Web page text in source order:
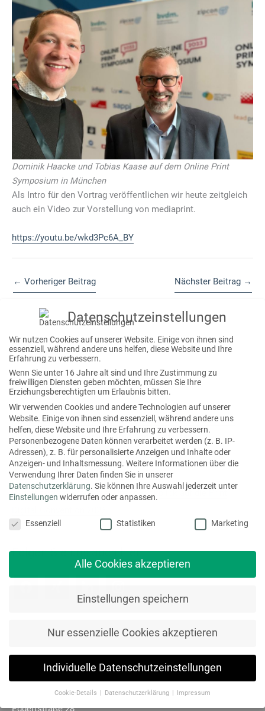
Dominik Haacke und Tobias Kaase auf dem Online Print
Symposium in München
Als Intro für den Vortrag veröffentlichen wir heute zeitgleich
auch ein Video zur Vorstellung von mediaprint.
https://youtu.be/wkd3Pc6A_BY
← Vorheriger Beitrag Nächster Beitrag →
S
u
c
h
e
n
n
a
c
h
Neueste Beiträge
Neue EU-Regulierungen im Blick: Was EUDR, EmpCo und
PPWR jetzt für Verlage und Industrie bedeuten
Nachhaltigkeit als Chance: mediaprint solutions beim
Deutschen Druck- und Medientag 2026
Bedarf schlägt Prognose: Unser Rückblick auf die Print
Folgen Sie uns auch hier
g
k
d
n
t
g
Hier erreichen Sie uns:
mediaprint solutions GmbH
Eggertstraße 28
Datenschutzeinstellungen
Wir nutzen Cookies auf unserer Website. Einige von ihnen sind
essenziell, während andere uns helfen, diese Website und Ihre
Erfahrung zu verbessern.
Wenn Sie unter 16 Jahre alt sind und Ihre Zustimmung zu
freiwilligen Diensten geben möchten, müssen Sie Ihre
Erziehungsberechtigten um Erlaubnis bitten.
Wir verwenden Cookies und andere Technologien auf unserer
Website. Einige von ihnen sind essenziell, während andere uns
helfen, diese Website und Ihre Erfahrung zu verbessern.
Personenbezogene Daten können verarbeitet werden (z. B. IP-
Adressen), z. B. für personalisierte Anzeigen und Inhalte oder
Anzeigen- und Inhaltsmessung. Weitere Informationen über die
Verwendung Ihrer Daten finden Sie in unserer
Datenschutzerklärung. Sie können Ihre Auswahl jederzeit unter
Einstellungen widerrufen oder anpassen.
Essenziell
Statistiken Marketing
Alle Cookies akzeptieren
Einstellungen speichern
Nur essenzielle Cookies akzeptieren
Individuelle Datenschutzeinstellungen
Cookie-Details Datenschutzerklärung Impressum